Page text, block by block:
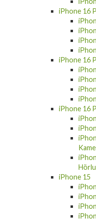
iPhone 16
iPhone 16
iPhone 16
iPhone 15